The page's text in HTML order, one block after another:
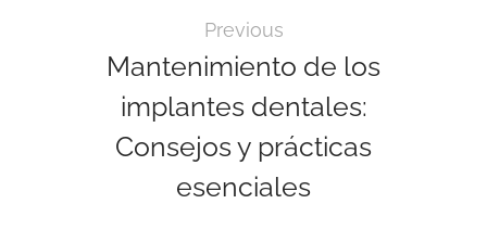
Previous
Mantenimiento de los
implantes dentales:
Consejos y prácticas
esenciales